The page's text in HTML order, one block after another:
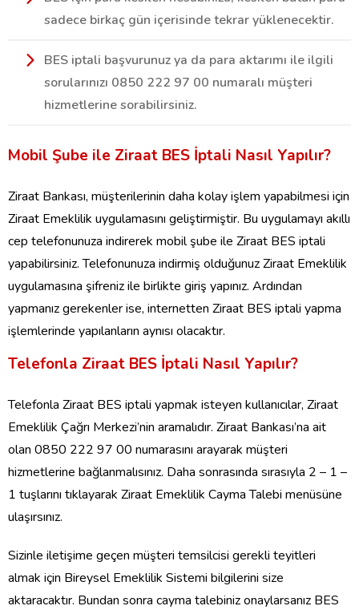
sadece birkaç gün içerisinde tekrar yüklenecektir.
BES iptali başvurunuz ya da para aktarımı ile ilgili
sorularınızı 0850 222 97 00 numaralı müşteri
hizmetlerine sorabilirsiniz.
Mobil Şube ile Ziraat BES İptali Nasıl Yapılır?
Ziraat Bankası, müşterilerinin daha kolay işlem yapabilmesi için
Ziraat Emeklilik uygulamasını geliştirmiştir. Bu uygulamayı akıllı
cep telefonunuza indirerek mobil şube ile Ziraat BES iptali
yapabilirsiniz. Telefonunuza indirmiş olduğunuz Ziraat Emeklilik
uygulamasına şifreniz ile birlikte giriş yapınız. Ardından
yapmanız gerekenler ise, internetten Ziraat BES iptali yapma
işlemlerinde yapılanların aynısı olacaktır.
Telefonla Ziraat BES İptali Nasıl Yapılır?
Telefonla Ziraat BES iptali yapmak isteyen kullanıcılar, Ziraat
Emeklilik Çağrı Merkezi’nin aramalıdır. Ziraat Bankası’na ait
olan 0850 222 97 00 numarasını arayarak müşteri
hizmetlerine bağlanmalısınız. Daha sonrasında sırasıyla 2 – 1 –
1 tuşlarını tıklayarak Ziraat Emeklilik Cayma Talebi menüsüne
ulaşırsınız.
Sizinle iletişime geçen müşteri temsilcisi gerekli teyitleri
almak için Bireysel Emeklilik Sistemi bilgilerini size
aktaracaktır. Bundan sonra cayma talebiniz onaylarsanız BES